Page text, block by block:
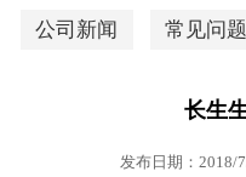
公司新闻 常见问题
长生
发布日期：